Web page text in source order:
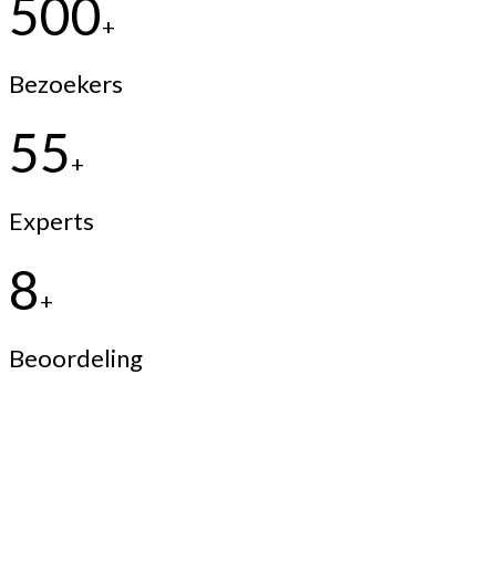
500+
Bezoekers
55+
Experts
8+
Beoordeling